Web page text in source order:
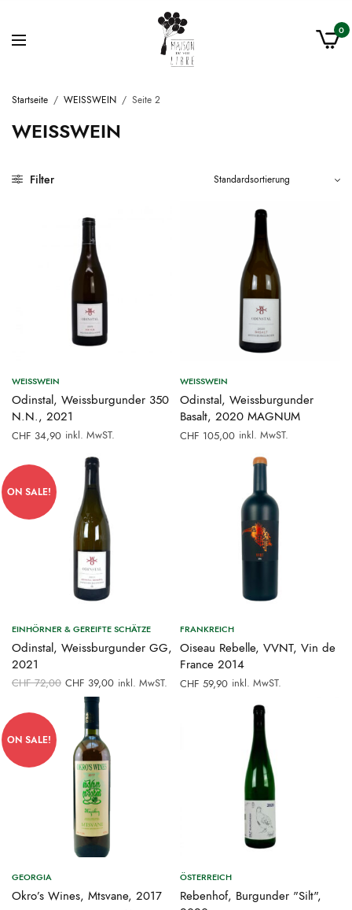
0
Startseite / WEISSWEIN / Seite 2
WEISSWEIN
Filter
WEISSWEIN
Odinstal, Weissburgunder 350
N.N., 2021
CHF 34,90 inkl. MwST.
WEISSWEIN
Odinstal, Weissburgunder
Basalt, 2020 MAGNUM
CHF 105,00 inkl. MwST.
ON SALE!
EINHÖRNER & GEREIFTE SCHÄTZE
Odinstal, Weissburgunder GG,
2021
CHF72,00 Ursprünglicher
Preis war:
CHF 72,00
CHF 39,00Aktueller
inkl. MwST.
FRANKREICH
Oiseau Rebelle, VVNT, Vin de
France 2014
CHF 59,90 inkl. MwST.
ON SALE!
GEORGIA
Okro’s Wines, Mtsvane, 2017
ÖSTERREICH
Rebenhof, Burgunder "Silt",